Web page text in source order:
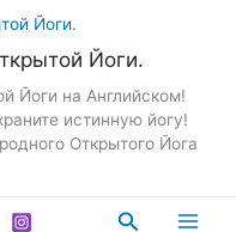
Йоги.
Йоги на Английском!
истинную йогу!
Открытого Йога
Поиск